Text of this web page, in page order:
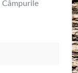
Câmpurile